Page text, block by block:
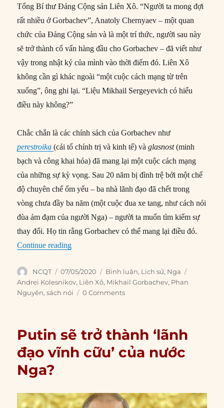
Tổng Bí thư Đảng Cộng sản Liên Xô. “Người ta mong đợi
rất nhiều ở Gorbachev”, Anatoly Chernyaev – một quan
chức của Đảng Cộng sản và là một trí thức, người sau này
sẽ trở thành cố vấn hàng đầu cho Gorbachev – đã viết như
vậy trong nhật ký của mình vào thời điểm đó. Liên Xô
không cần gì khác ngoài “một cuộc cách mạng từ trên
xuống”, ông ghi lại. “Liệu Mikhail Sergeyevich có hiểu
điều này không?”
Chắc chắn là các chính sách của Gorbachev như
perestroika (cải tổ chính trị và kinh tế) vàglasnost(minh
bạch và công khai hóa) đã mang lại một cuộc cách mạng
của những sự kỳ vọng. Sau 20 năm bị đình trệ bởi một chế
độ chuyên chế ốm yếu – ba nhà lãnh đạo đã chết trong
vòng chưa đầy ba năm (một cuộc đua xe tang, như cách nói
đùa ảm đạm của người Nga) – người ta muốn tìm kiếm sự
thay đổi. Họ tin rằng Gorbachev có thể mang lại điều đó.
Continue reading“Di sản của Mikhail Gorbachev sau 35 năm
Author
NCQT
Posted
on
07/05/2020 Categories
Bình luận, Lịch sử, Nga
Andrei Kolesnikov, Liên Xô, Mikhail Gorbachev, Phan
Nguyên,sách nói 0 Comments
Putin sẽ trở thành ‘lãnh
đạo vĩnh cữu’ của nước
Nga?